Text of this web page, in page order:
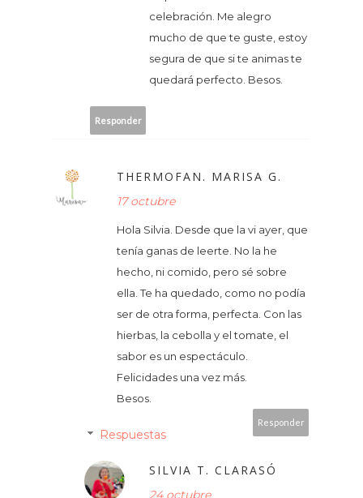
celebración. Me alegro
mucho de que te guste, estoy
segura de que si te animas te
quedará perfecto. Besos.
Responder
THERMOFAN. MARISA G.
17 octubre
Hola Silvia. Desde que la vi ayer, que
tenía ganas de leerte. No la he
hecho, ni comido, pero sé sobre
ella. Te ha quedado, como no podía
ser de otra forma, perfecta. Con las
hierbas, la cebolla y el tomate, el
sabor es un espectáculo.
Felicidades una vez más.
Besos.
Responder
Respuestas
SILVIA T. CLARASÓ
24 octubre